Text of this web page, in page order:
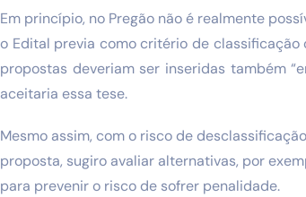
Em princípio, no Pregão não é realmente
o Edital previa como critério de
propostas deveriam ser inseridas também
aceitaria essa tese.
Mesmo assim, com o risco de
proposta, sugiro avaliar alternativas, por
para prevenir o risco de sofrer penalidade.